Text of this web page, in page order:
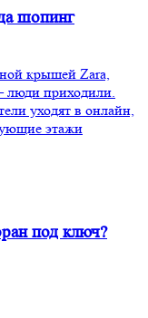
шопинг
крышей Zara,
приходили.
уходят в онлайн,
этажи
под ключ?